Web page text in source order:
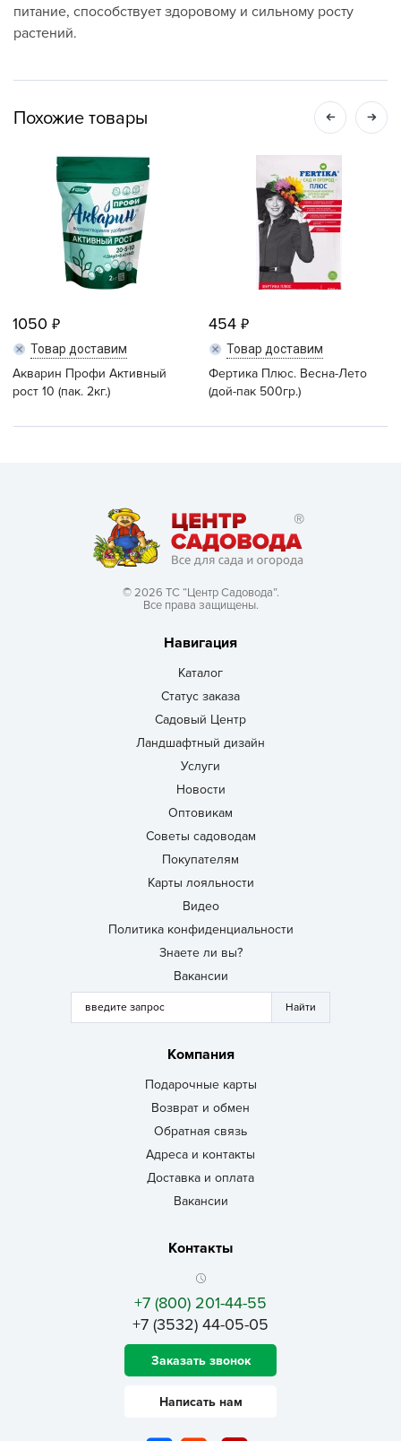
питание, способствует здоровому и сильному росту
растений.
Похожие товары
1050
Товар доставим
Акварин Профи Активный
рост 10 (пак. 2кг.)
454
Товар доставим
Фертика Плюс. Весна-Лето
(дой-пак 500гр.)
© 2026 ТС “Центр Садовода”.
Все права защищены.
Навигация
Каталог
Статус заказа
Садовый Центр
Ландшафтный дизайн
Услуги
Новости
Оптовикам
Советы садоводам
Покупателям
Карты лояльности
Видео
Политика конфиденциальности
Знаете ли вы?
Вакансии
Компания
Подарочные карты
Возврат и обмен
Обратная связь
Адреса и контакты
Доставка и оплата
Вакансии
Контакты
+7 (800) 201-44-55
+7 (3532) 44-05-05
Заказать звонок
Написать нам